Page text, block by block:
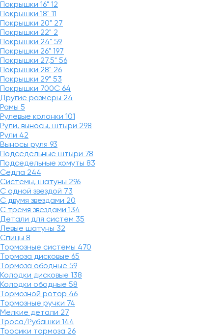
Покрышки 16" 12
Покрышки 18" 11
Покрышки 20" 27
Покрышки 22" 2
Покрышки 24" 59
Покрышки 26" 197
Покрышки 27,5" 56
Покрышки 28" 26
Покрышки 29" 53
Покрышки 700C 64
Другие размеры 24
Рамы 5
Рулевые колонки 101
Рули, выносы, штыри 298
Рули 42
Выносы руля 93
Подседельные штыри 78
Подседельные хомуты 83
Седла 244
Системы, шатуны 296
С одной звездой 73
С двумя звездами 20
С тремя звездами 134
Детали для систем 35
Левые шатуны 32
Спицы 8
Тормозные системы 470
Тормоза дисковые 65
Тормоза ободные 59
Колодки дисковые 138
Колодки ободные 58
Тормозной ротор 46
Тормозные ручки 74
Мелкие детали 27
Троса/Рубашки 144
Тросики тормоза 26